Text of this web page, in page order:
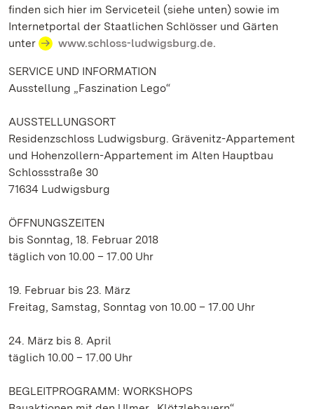
finden sich hier im Serviceteil (siehe unten) sowie im
Internetportal der Staatlichen Schlösser und Gärten
unter
www.schloss-ludwigsburg.de.
SERVICE UND INFORMATION
Ausstellung „Faszination Lego“
AUSSTELLUNGSORT
Residenzschloss Ludwigsburg. Grävenitz-Appartement
und Hohenzollern-Appartement im Alten Hauptbau
Schlossstraße 30
71634 Ludwigsburg
ÖFFNUNGSZEITEN
bis Sonntag, 18. Februar 2018
täglich von 10.00 – 17.00 Uhr
19. Februar bis 23. März
Freitag, Samstag, Sonntag von 10.00 – 17.00 Uhr
24. März bis 8. April
täglich 10.00 – 17.00 Uhr
BEGLEITPROGRAMM: WORKSHOPS